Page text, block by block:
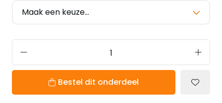
Bestel dit onderdeel